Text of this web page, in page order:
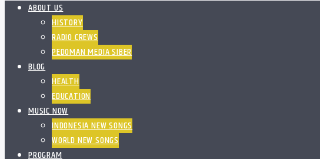
ABOUT US
HISTORY
RADIO CREWS
PEDOMAN MEDIA SIBER
BLOG
HEALTH
EDUCATION
MUSIC NOW
INDONESIA NEW SONGS
WORLD NEW SONGS
PROGRAM